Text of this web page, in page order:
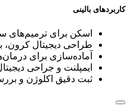
کاربردهای بالینی
اسکن برای ترمیم‌های
طراحی دیجیتال کرون،
آماده‌سازی برای
ایمپلنت و جراحی
ثبت دقیق اکلوژن و